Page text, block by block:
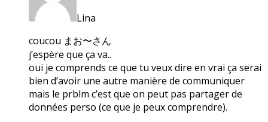
Lina
coucou まお〜さん
j’espère que ça va..
oui je comprends ce que tu veux dire en vrai ça serai
bien d’avoir une autre manière de communiquer
mais le prblm c’est que on peut pas partager de
données perso (ce que je peux comprendre).